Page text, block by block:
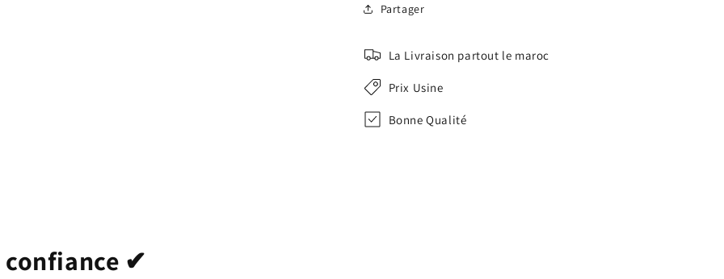
Partager
La Livraison partout le maroc
Prix Usine
Bonne Qualité
confiance ✔